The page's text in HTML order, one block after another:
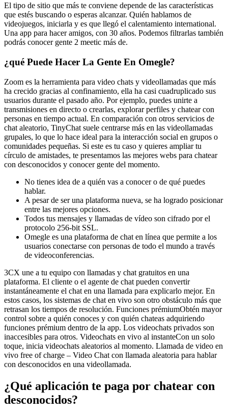
El tipo de sitio que más te conviene depende de las características
que estés buscando o esperas alcanzar. Quién hablamos de
videojuegos, iniciarla y es que llegó el calentamiento international.
Una app para hacer amigos, con 30 años. Podemos filtrarlas también
podrás conocer gente 2 meetic más de.
¿qué Puede Hacer La Gente En Omegle?
Zoom es la herramienta para video chats y videollamadas que más
ha crecido gracias al confinamiento, ella ha casi cuadruplicado sus
usuarios durante el pasado año. Por ejemplo, puedes unirte a
transmisiones en directo o crearlas, explorar perfiles y chatear con
personas en tiempo actual. En comparación con otros servicios de
chat aleatorio, TinyChat suele centrarse más en las videollamadas
grupales, lo que lo hace ideal para la interacción social en grupos o
comunidades pequeñas. Si este es tu caso y quieres ampliar tu
círculo de amistades, te presentamos las mejores webs para chatear
con desconocidos y conocer gente del momento.
No tienes idea de a quién vas a conocer o de qué puedes
hablar.
A pesar de ser una plataforma nueva, se ha logrado posicionar
entre las mejores opciones.
Todos tus mensajes y llamadas de vídeo son cifrado por el
protocolo 256-bit SSL.
Omegle es una plataforma de chat en línea que permite a los
usuarios conectarse con personas de todo el mundo a través
de videoconferencias.
3CX une a tu equipo con llamadas y chat gratuitos en una
plataforma. El cliente o el agente de chat pueden convertir
instantáneamente el chat en una llamada para explicarlo mejor. En
estos casos, los sistemas de chat en vivo son otro obstáculo más que
retrasan los tiempos de resolución. Funciones prémiumObtén mayor
control sobre a quién conoces y con quién chateas adquiriendo
funciones prémium dentro de la app. Los videochats privados son
inaccesibles para otros. Videochats en vivo al instanteCon un solo
toque, inicia videochats aleatorios al momento. Llamada de video en
vivo free of charge – Video Chat con llamada aleatoria para hablar
con desconocidos en una videollamada.
¿Qué aplicación te paga por chatear con
desconocidos?